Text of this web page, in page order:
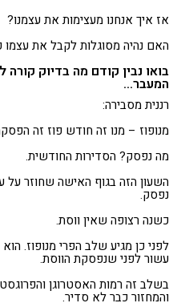
אז איך אנחנו מעצימות את עצמנו?
האם נהיה מסוגלות לקבל את עצמו
בואו נבין קודם מה בדיוק קורה
המעבר…
רננית מסבירה:
מנופוז – מנו זה חודש פוז זה
מה נפסק? הסדירות החודשית.
השעון הזה בגוף האישה שחוזר על
נפסק.
כשנה רצופה שאין ווסת.
לפני כן מגיע שלב הפרי מנופוז.
עשור לפני שנפסקת הווסת.
בשלב זה רמות האסטרוגן
והמחזור כבר לא סדיר.